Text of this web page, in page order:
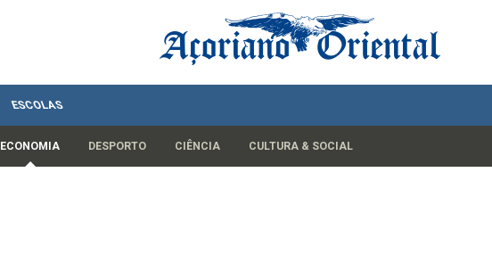
ESCOLAS
ECONOMIA DESPORTO CIÊNCIA CULTURA & SOCIAL